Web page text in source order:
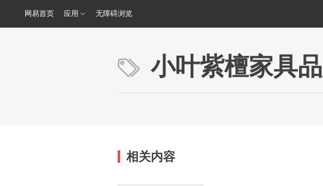
网易首页 应用 无障碍浏览
小叶紫檀家具
相关内容